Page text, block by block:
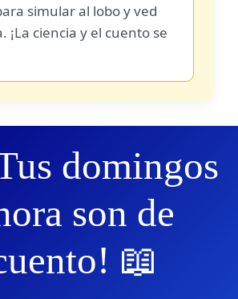
simular al lobo y ved
¡La ciencia y el cuento se
domingos
son de
📖